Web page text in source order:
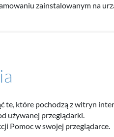
zainstalowanym na
te, które pochodzą z witryn
używanej przeglądarki.
Pomoc w swojej przeglądarce.